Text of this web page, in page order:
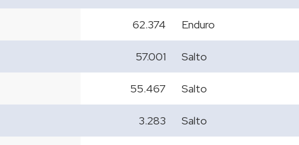
62.374 Enduro
57.001 Salto
55.467 Salto
3.283 Salto